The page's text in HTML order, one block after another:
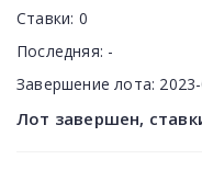
Ставки: 0
Последняя: -
Завершение лота:
Лот завершен,